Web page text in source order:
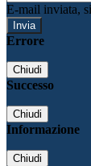
E-mail inviata,
Errore
Chiudi
Successo
Chiudi
Informazione
Chiudi